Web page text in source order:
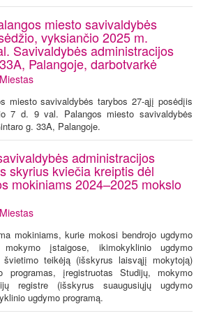
miesto savivaldybės
vyksiančio 2025 m.
Savivaldybės administracijos
Palangoje, darbotvarkė
Miestas
miesto savivaldybės tarybos 27-ąjį posėdįis
7 d. 9 val. Palangos miesto savivaldybės
g. 33A, Palangoje.
administracijos
skyrius kviečia kreiptis dėl
mokiniams 2024–2025 mokslo
Miestas
mokiniams, kurie mokosi bendrojo ugdymo
mokymo įstaigose, ikimokyklinio ugdymo
teikėją (išskyrus laisvąjį mokytoją)
programas, įregistruotas Studijų, mokymo
registre (išskyrus suaugusiųjų ugdymo
ugdymo programą.